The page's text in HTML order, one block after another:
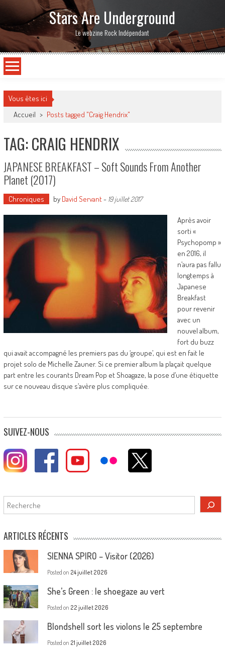
Stars Are Underground
Le webzine Rock Indépendant
Vous êtes ici
Accueil > Posts tagged "Craig Hendrix"
TAG: CRAIG HENDRIX
JAPANESE BREAKFAST – Soft Sounds From Another
Planet (2017)
Chroniques by David Servant- 19 juillet 2017
Après avoir
sorti «
Psychopomp »
en 2016, il
n’aura pas fallu
longtemps à
Japanese
Breakfast
pour revenir
avec un
nouvel album,
fort du buzz
qui avait accompagné les premiers pas du ‘groupe’, qui est en fait le
projet solo de Michelle Zauner. Si ce premier album la plaçait quelque
part entre les courants Dream Pop et Shoagaze, la pose d’une étiquette
sur ce nouveau disque s’avère plus compliquée.
SUIVEZ-NOUS
Rechercher
ARTICLES RÉCENTS
SIENNA SPIRO – Visitor (2026)
Posted on 24 juillet 2026
She’s Green : le shoegaze au vert
Posted on 22 juillet 2026
Blondshell sort les violons le 25 septembre
Posted on 21 juillet 2026